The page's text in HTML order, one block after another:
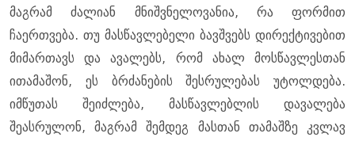
მაგრამ ძალიან მნიშვნელოვანია, რა ფორმით
ჩაერთვება. თუ მასწავლებელი ბავშვებს დირექტივებით
მიმართავს და ავალებს, რომ ახალ მოსწავლესთან
ითამაშონ, ეს ბრძანების შესრულებას უტოლდება.
იმწუთას შეიძლება, მასწავლებლის დავალება
შეასრულონ, მაგრამ შემდეგ მასთან თამაშზე კვლავ